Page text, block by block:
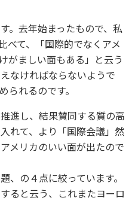
。去年始まったもので、私
べて、「国際的でなくアメ
がましい面もある」と云う
なければならないようで
れるのです。
進し、結果賛同する質の高
れて、より「国際会議」然
メリカのいい面が出たので
の４点に絞っています。
ると云う、これまたヨーロ